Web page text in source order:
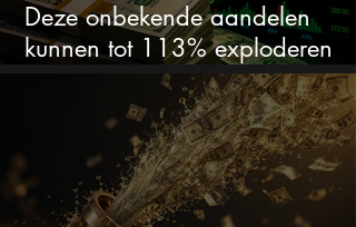
Deze onbekende aandelen
kunnen tot 113% exploderen
(één springt eruit)